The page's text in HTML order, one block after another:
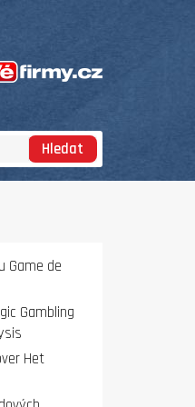
Hledat
Game de
Gambling
Het